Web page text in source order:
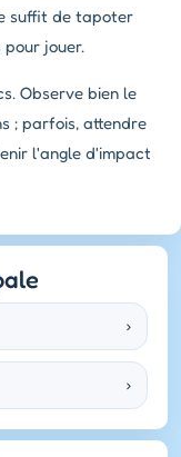
suffit de tapoter
jouer.
Observe bien le
; parfois, attendre
l'angle d'impact
›
›